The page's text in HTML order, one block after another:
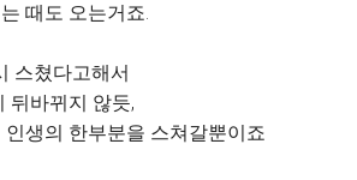
때도 오는거죠.
스쳤다고해서
뒤바뀌지 않듯,
생의 한부분을 스쳐갈뿐이죠